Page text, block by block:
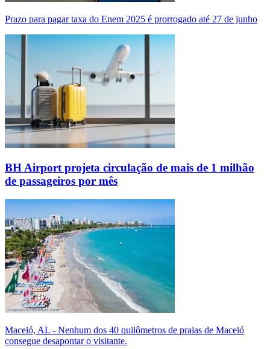
Prazo para pagar taxa do Enem 2025 é prorrogado até 27 de junho
BH Airport projeta circulação de mais de 1 milhão
de passageiros por mês
Maceió, AL - Nenhum dos 40 quilômetros de praias de Maceió
consegue desapontar o visitante.